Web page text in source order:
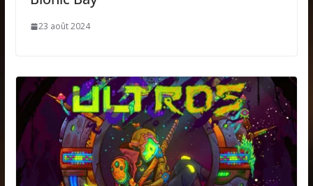
23 août 2024